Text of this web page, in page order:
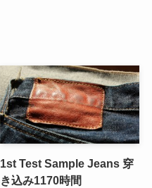
1st Test Sample Jeans 穿
き込み1170時間